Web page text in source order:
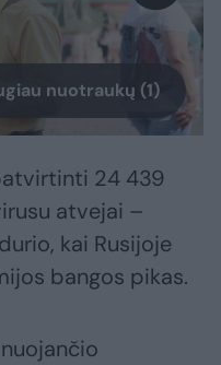
nuotraukų (1)
24 439
atvejai –
kai Rusijoje
bangos pikas.